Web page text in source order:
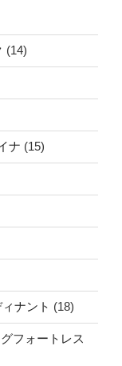
(14)
ナ (15)
ナント (18)
フォートレス